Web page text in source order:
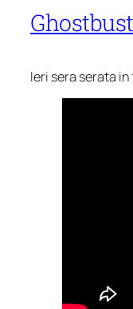
Ieri sera serata